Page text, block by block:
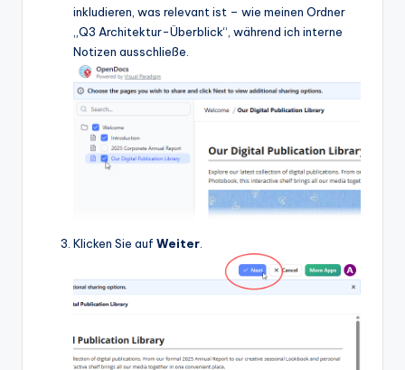
inkludieren, was relevant ist – wie meinen Ordner
„Q3 Architektur-Überblick“, während ich interne
Notizen ausschließe.
Klicken Sie auf Weiter.